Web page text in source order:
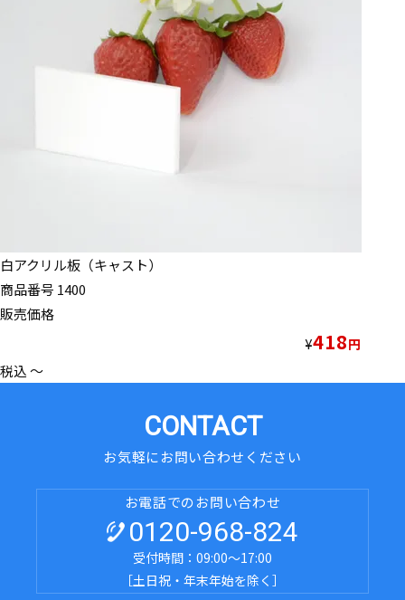
白アクリル板（キャスト）
商品番号 1400
販売価格
¥418
税込〜
CONTACT
お気軽にお問い合わせください
お電話でのお問い合わせ
0120-968-824
受付時間：09:00～17:00
［土日祝・年末年始を除く］